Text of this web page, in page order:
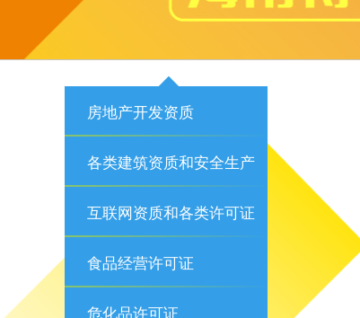
房地产开发资质
各类建筑资质和安全生产
许可证
互联网资质和各类许可证
食品经营许可证
危化品许可证